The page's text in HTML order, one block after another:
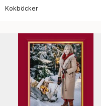
Kokböcker